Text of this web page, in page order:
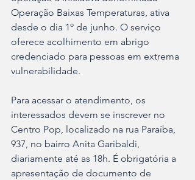
Operação Baixas Temperaturas, ativa
desde o dia 1º de junho. O serviço
oferece acolhimento em abrigo
credenciado para pessoas em extrema
vulnerabilidade.
Para acessar o atendimento, os
interessados devem se inscrever no
Centro Pop, localizado na rua Paraíba,
937, no bairro Anita Garibaldi,
diariamente até as 18h. É obrigatória a
apresentação de documento de